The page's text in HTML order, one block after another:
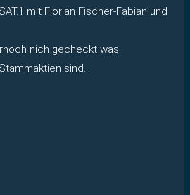
mit Florian Fischer-Fabian und
nich gecheckt was
sind.